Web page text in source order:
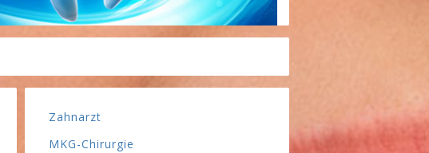
Zahnarzt
MKG-Chirurgie